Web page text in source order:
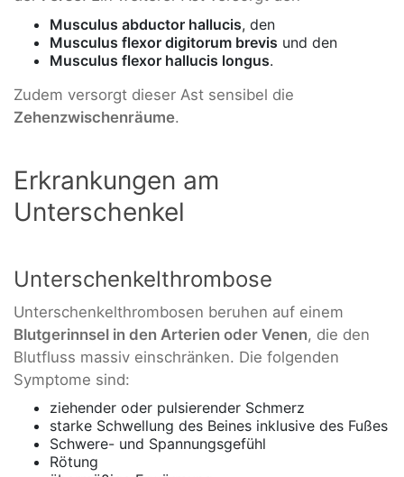
Musculus abductor hallucis, den
Musculus flexor digitorum brevis und den
Musculus flexor hallucis longus.
Zudem versorgt dieser Ast sensibel die
Zehenzwischenräume.
Erkrankungen am
Unterschenkel
Unterschenkelthrombose
Unterschenkelthrombosen beruhen auf einem
Blutgerinnsel in den Arterien oder Venen, die den
Blutfluss massiv einschränken. Die folgenden
Symptome sind:
ziehender oder pulsierender Schmerz
starke Schwellung des Beines inklusive des Fußes
Schwere- und Spannungsgefühl
Rötung